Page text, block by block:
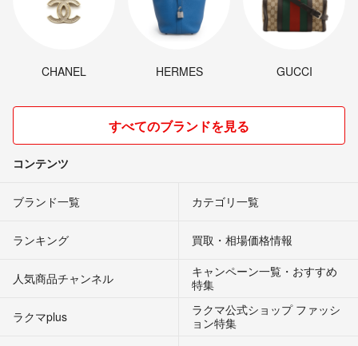
CHANEL HERMES GUCCI
すべてのブランドを見る
コンテンツ
ブランド一覧 カテゴリ一覧
ランキング 買取・相場価格情報
人気商品チャンネル
キャンペーン一覧・おすすめ
特集
ラクマplus
ラクマ公式ショップ ファッシ
ョン特集